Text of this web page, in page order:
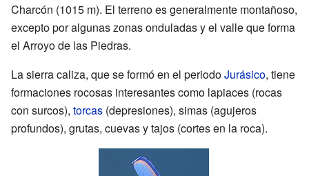
Charcón (1015 m). El terreno es generalmente montañoso,
excepto por algunas zonas onduladas y el valle que forma
el Arroyo de las Piedras.
La sierra caliza, que se formó en el periodoJurásico, tiene
formaciones rocosas interesantes como lapiaces (rocas
con surcos), torcas (depresiones), simas (agujeros
profundos), grutas, cuevas y tajos (cortes en la roca).